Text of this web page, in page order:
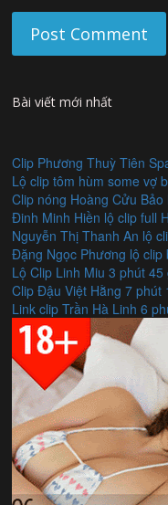
Bài viết mới nhất
Clip Phương Thuỳ Tiên
Lộ clip tôm hùm some vợ
Clip nóng Hoàng Cửu
Đinh Minh Hiền lộ clip full
Nguyễn Thị Thanh An lộ
Đặng Ngọc Phương lộ
Lộ Clip Linh Miu 3 phút
Clip Đậu Việt Hằng 7 phút
Link clip Trần Hà Linh 6